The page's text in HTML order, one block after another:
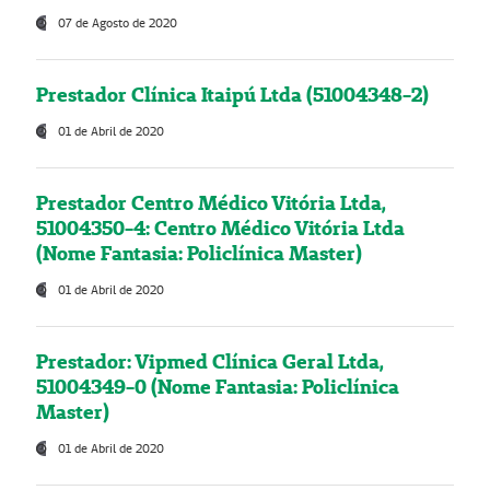
07 de Agosto de 2020
Prestador Clínica Itaipú Ltda (51004348-2)
01 de Abril de 2020
Prestador Centro Médico Vitória Ltda,
51004350-4: Centro Médico Vitória Ltda
(Nome Fantasia: Policlínica Master)
01 de Abril de 2020
Prestador: Vipmed Clínica Geral Ltda,
51004349-0 (Nome Fantasia: Policlínica
Master)
01 de Abril de 2020